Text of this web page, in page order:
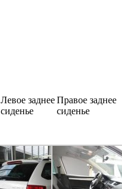
Левое заднее
сиденье
Правое заднее
сиденье